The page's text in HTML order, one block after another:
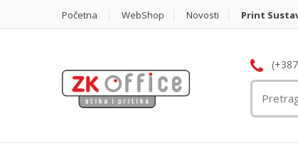
Početna WebShop Novosti Print